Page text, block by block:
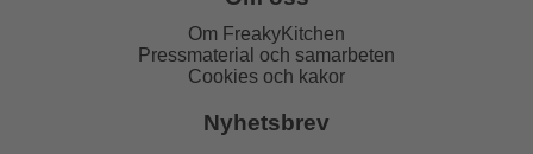
Om FreakyKitchen
Pressmaterial och samarbeten
Cookies och kakor
Nyhetsbrev